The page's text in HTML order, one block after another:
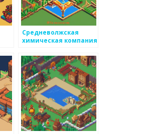
Средневолжская
химическая компания